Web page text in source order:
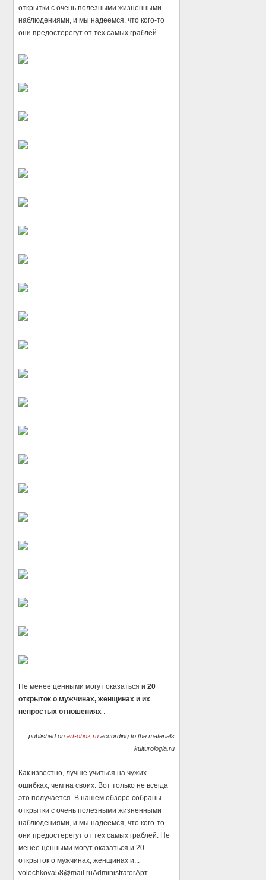
открытки с очень полезными жизненными
наблюдениями, и мы надеемся, что кого-то
они предостерегут от тех самых граблей.
Не менее ценными могут оказаться и20
открыток о мужчинах, женщинах и их
непростых отношениях .
published on art-oboz.ruaccording to the materials
kulturologia.ru
Как известно, лучше учиться на чужих
ошибках, чем на своих. Вот только не всегда
это получается. В нашем обзоре собраны
открытки с очень полезными жизненными
наблюдениями, и мы надеемся, что кого-то
они предостерегут от тех самых граблей. Не
менее ценными могут оказаться и 20
открыток о мужчинах, женщинах и...
volochkova58@mail.ruAdministratorАрт-